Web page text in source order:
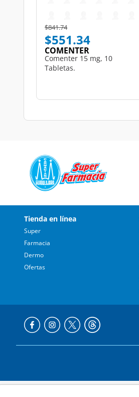
Price reduced from
$841.74to
$551.34
COMENTER
Comenter 15 mg, 10
Tabletas.
Tienda en línea
Super
Farmacia
Dermo
Ofertas